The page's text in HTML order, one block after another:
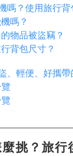
嗎？使用旅行
嗎？
物品被盜竊？
背包尺寸？
、輕便、好攜
挑？旅